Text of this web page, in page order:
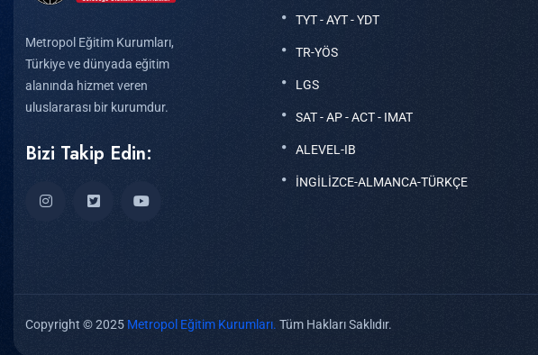
Metropol Eğitim Kurumları,
Türkiye ve dünyada eğitim
alanında hizmet veren
uluslararası bir kurumdur.
Bizi Takip Edin:
TYT - AYT - YDT
TR-YÖS
LGS
SAT - AP - ACT - IMAT
ALEVEL-IB
İNGİLİZCE-ALMANCA-TÜRKÇE
Copyright © 2025 Metropol Eğitim Kurumları. Tüm Hakları Saklıdır.